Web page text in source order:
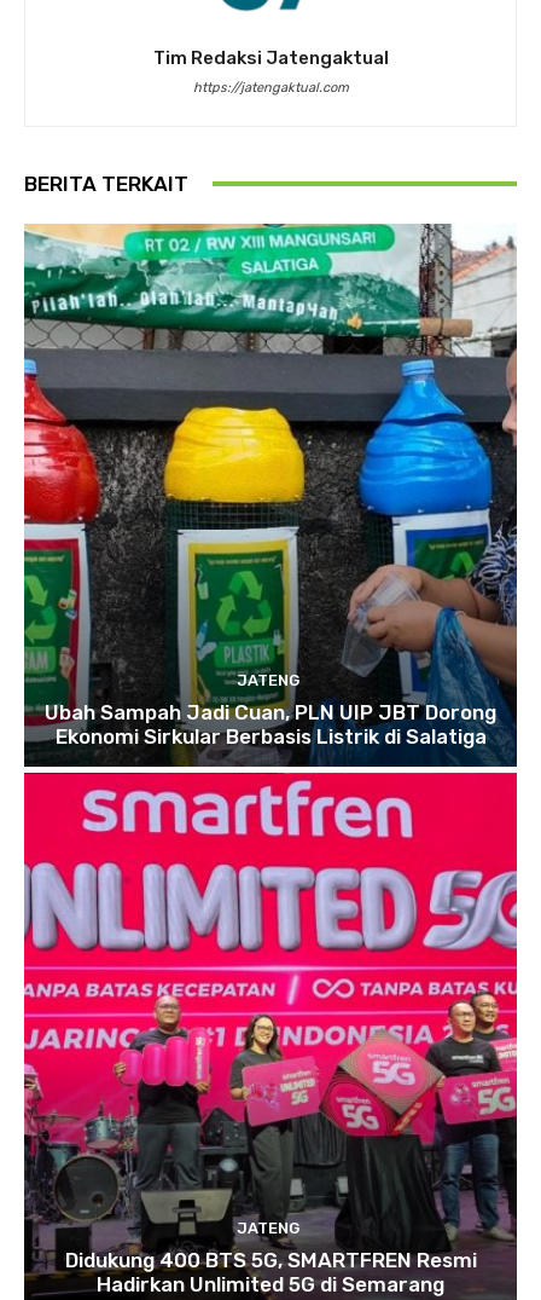
Tim Redaksi Jatengaktual
https://jatengaktual.com
BERITA TERKAIT
JATENG
Ubah Sampah Jadi Cuan, PLN UIP JBT Dorong
Ekonomi Sirkular Berbasis Listrik di Salatiga
JATENG
Didukung 400 BTS 5G, SMARTFREN Resmi
Hadirkan Unlimited 5G di Semarang